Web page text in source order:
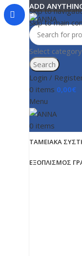
Skip to
Skip to main
ADD
Select category
Search
Login /
0 items 0,00€
Menu
0 items
ΤΑΜΕΙΑΚΆ
ΕΞΟΠΛΙΣΜΌΣ